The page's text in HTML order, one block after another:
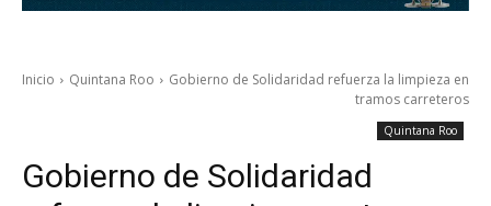
Inicio Quintana Roo
Gobierno de Solidaridad refuerza la limpieza en
tramos carreteros
Quintana Roo
Gobierno de Solidaridad